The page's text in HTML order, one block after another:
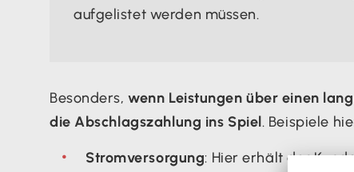
aufgelistet werden müssen.
Besonders,wenn Leistungen über einen
die Abschlagszahlung ins Spiel. Beispiele
Stromversorgung: Hier erhält der